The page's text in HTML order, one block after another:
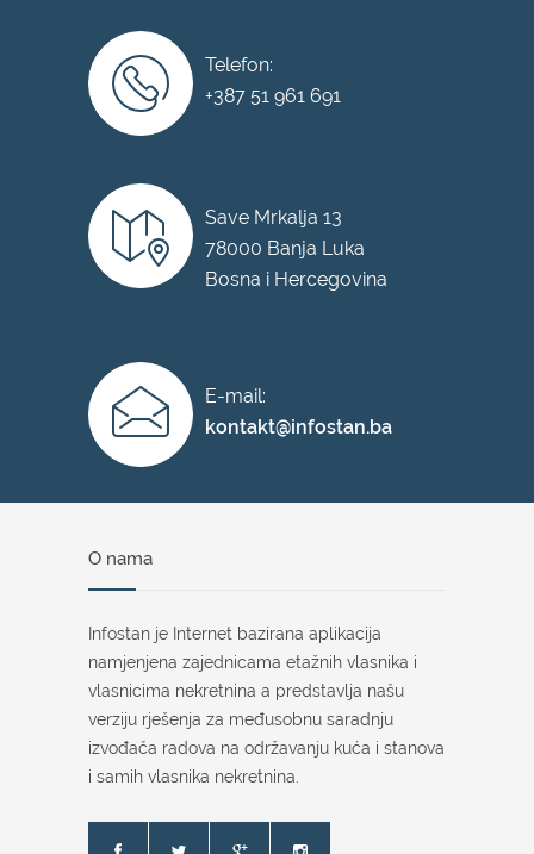
Telefon:
+387 51 961 691
Save Mrkalja 13
78000 Banja Luka
Bosna i Hercegovina
E-mail:
kontakt@infostan.ba
O nama
Infostan je Internet bazirana aplikacija
namjenjena zajednicama etažnih vlasnika i
vlasnicima nekretnina a predstavlja našu
verziju rješenja za međusobnu saradnju
izvođača radova na održavanju kuća i stanova
i samih vlasnika nekretnina.